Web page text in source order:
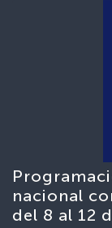
nacional
del 8 al 12